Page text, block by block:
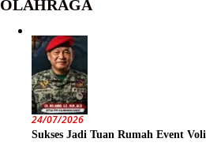
OLAHRAGA
24/07/2026
Sukses Jadi Tuan Rumah Event